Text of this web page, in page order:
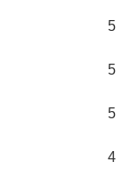
5
5
5
4